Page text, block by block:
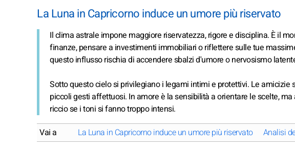
La Luna in Capricorno induce un umore più riservato
Il clima astrale impone maggiore riservatezza, rigore e disciplina. È il
finanze, pensare a investimenti immobiliari o riflettere sulle tue
questo influsso rischia di accendere sbalzi d'umore o nervosismo
Sotto questo cielo si privilegiano i legami intimi e protettivi. Le amicizie
piccoli gesti affettuosi. In amore è la sensibilità a orientare le scelte,
riccio se i toni si fanno troppo intensi.
Vai a
La Luna in Capricorno induce un umore più riservato Analisi